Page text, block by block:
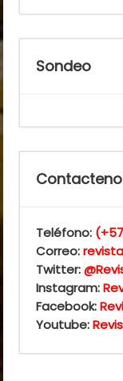
Sondeo
Teléfono:
Correo:
Twitter:
Instagram:
Facebook:
Youtube: